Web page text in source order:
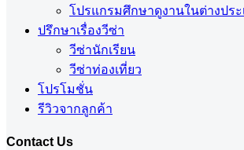
โปรแกรมศึกษาดูงานในต่างประ
ปรึกษาเรื่องวีซ่า
วีซ่านักเรียน
วีซ่าท่องเที่ยว
โปรโมชั่น
รีวิวจากลูกค้า
Contact Us